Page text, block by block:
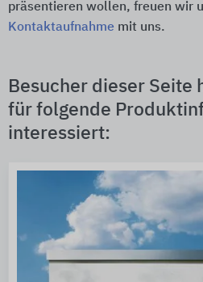
präsentieren wollen, freuen wir
Kontaktaufnahme mit uns.
Besucher dieser Seite
für folgende
interessiert: